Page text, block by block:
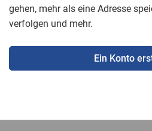
gehen, mehr als eine Adresse
verfolgen und mehr.
Ein Konto